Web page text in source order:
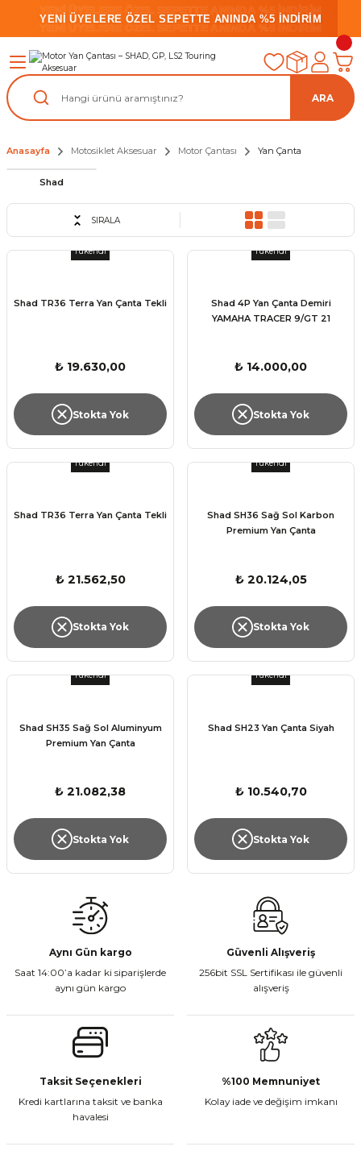
YENİ ÜYELERE ÖZEL SEPETTE ANINDA %5 İNDİRİM
YENİ ÜYELERE ÖZEL SEPETTE ANINDA %5 İNDİRİM
YENİ ÜYELERE ÖZEL SEPETTE ANINDA %5 İNDİRİM
ARA
Anasayfa Motosiklet Aksesuar Motor Çantası Yan Çanta
Shad
SIRALA
Tükendi
Shad TR36 Terra Yan Çanta Tekli
₺ 19.630,00
Stokta Yok
Tükendi
Shad 4P Yan Çanta Demiri
YAMAHA TRACER 9/GT 21
₺ 14.000,00
Stokta Yok
Tükendi
Shad TR36 Terra Yan Çanta Tekli
₺ 21.562,50
Stokta Yok
Tükendi
Shad SH36 Sağ Sol Karbon
Premium Yan Çanta
₺ 20.124,05
Stokta Yok
Tükendi
Shad SH35 Sağ Sol Aluminyum
Premium Yan Çanta
₺ 21.082,38
Stokta Yok
Tükendi
Shad SH23 Yan Çanta Siyah
₺ 10.540,70
Stokta Yok
Aynı Gün kargo
Saat 14:00’a kadar ki siparişlerde
aynı gün kargo
Güvenli Alışveriş
256bit SSL Sertifikası ile güvenli
alışveriş
Taksit Seçenekleri
Kredi kartlarına taksit ve banka
havalesi
%100 Memnuniyet
Kolay iade ve değişim imkanı